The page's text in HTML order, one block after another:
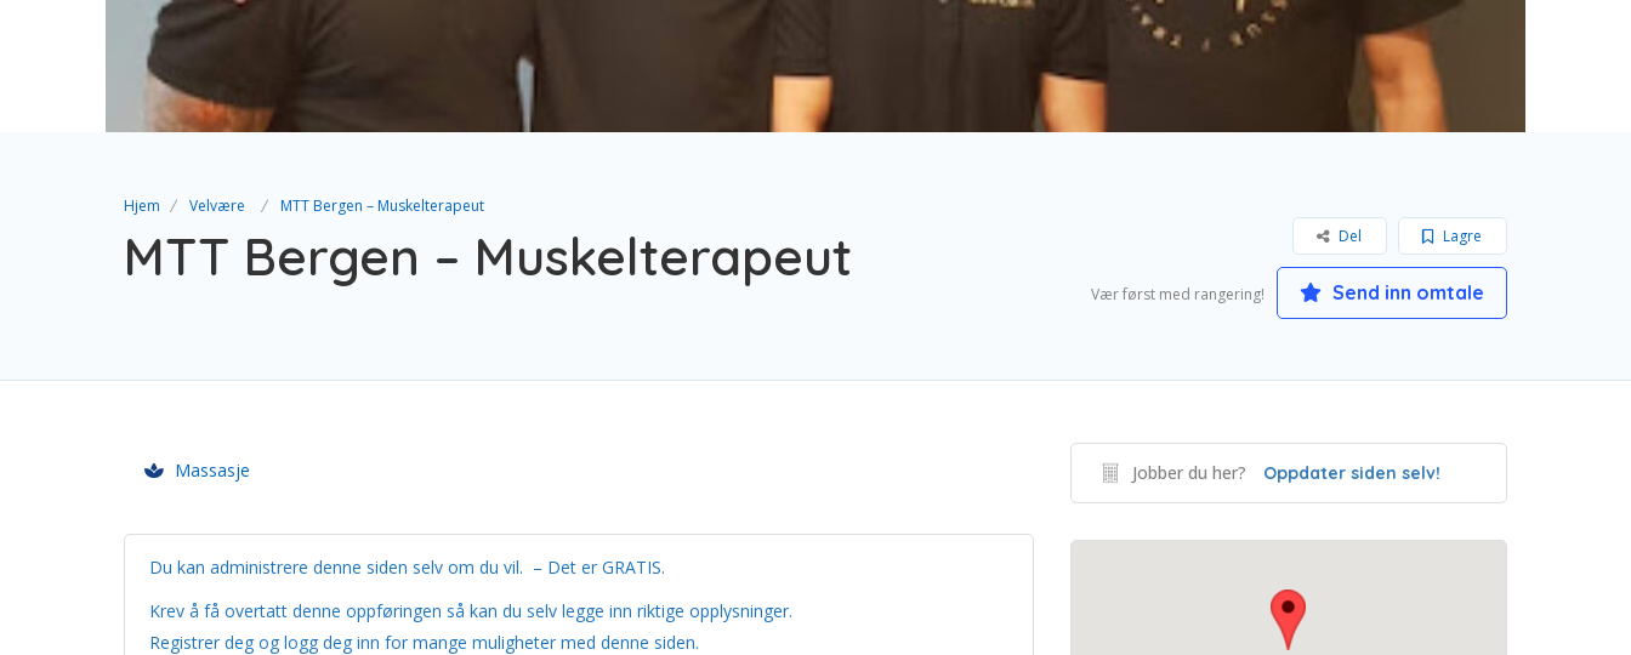
Hjem Velvære MTT Bergen – Muskelterapeut
MTT Bergen – Muskelterapeut Lagre
Del
Vær først med rangering! Send inn omtale
Massasje
Du kan administrere denne siden selv om du vil. – Det er GRATIS.
Krev å få overtatt denne oppføringen så kan du selv legge inn riktige opplysninger.
Registrer deg og logg deg inn for mange muligheter med denne siden.
Jobber du her? Oppdater siden selv!